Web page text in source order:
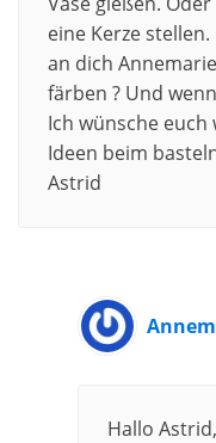
eine Kerze
an dich
färben ? Und
Ich wünsche
Ideen beim
Astrid
Hallo Astrid,